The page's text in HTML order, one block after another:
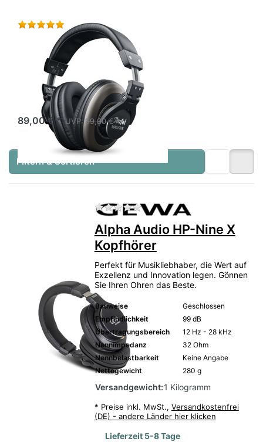
Bewertung: 5 von 5 Sternen. 1 Bewertung.
Teufel Massive
Kopfhörer
Ohrumschließender,
geschlossener Kopfhörer
für Musiker, DJs &
Bassliebhaber
Sofort versandfertig - Lieferzeit 2-3 Tage
89,00 € * UVP:99,90 € *
Filtern & Sortieren
Zu diesem Produkt liegen
Alpha Audio HP-Nine X
Kopfhörer
Perfekt für Musikliebhaber, die Wert auf
Exzellenz und Innovation legen. Gönnen
Sie Ihren Ohren das Beste.
Bauweise
Geschlossen
Empfindlichkeit
99 dB
Übertragungsbereich
12 Hz - 28 kHz
Nennimpedanz
32 Ohm
Nennbelastbarkeit
Keine Angabe
Nettogewicht
280 g
Versandgewicht:1 Kilogramm
* Preise inkl. MwSt., Versandkostenfrei
(DE) - andere Länder hier klicken
Lieferzeit 5-8 Tage